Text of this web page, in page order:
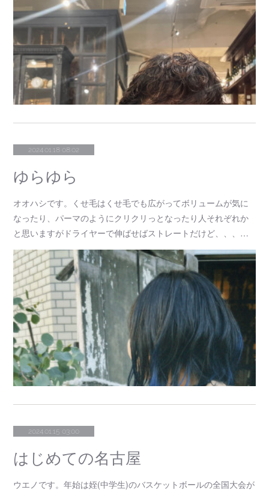
2024.01.18 08:02
ゆらゆら
オオハシです。くせ毛はくせ毛でも広がってボリュームが気に
なったり、パーマのようにクリクリっとなったり人それぞれか
と思いますがドライヤーで伸ばせばストレートだけど、、、…
2024.01.15 03:00
はじめての名古屋
ウエノです。年始は姪(中学生)のバスケットボールの全国大会が